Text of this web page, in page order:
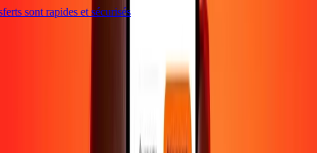
sont rapides et sécurisés